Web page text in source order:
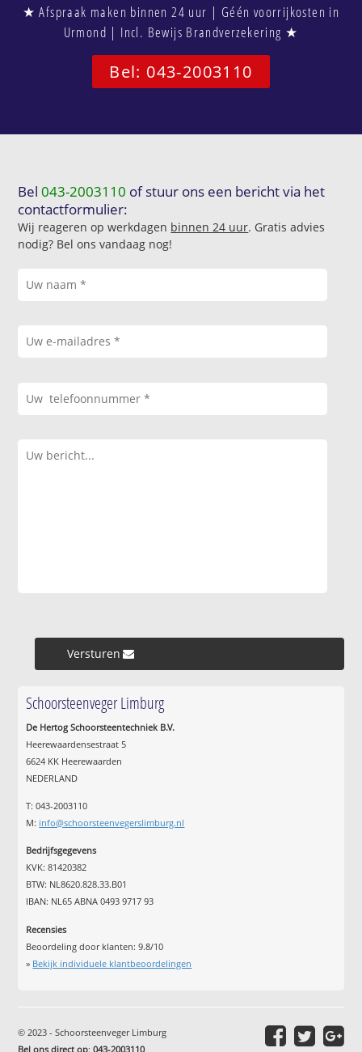
★ Afspraak maken binnen 24 uur | Géén voorrijkosten in
Urmond | Incl. Bewijs Brandverzekering ★
Bel: 043-2003110
Bel043-2003110 of stuur ons een bericht via het
contactformulier:
Wij reageren op werkdagen binnen 24 uur. Gratis advies
nodig? Bel ons vandaag nog!
Versturen »
Schoorsteenveger Limburg
De Hertog Schoorsteentechniek B.V.
Heerewaardensestraat 5
6624 KK Heerewaarden
NEDERLAND
T: 043-2003110
M: info@schoorsteenvegerslimburg.nl
Bedrijfsgegevens
KVK: 81420382
BTW: NL8620.828.33.B01
IBAN: NL65 ABNA 0493 9717 93
Recensies
Beoordeling door klanten:9.8/10
» Bekijk individuele klantbeoordelingen
© 2023 - Schoorsteenveger Limburg
Bel ons direct op:043-2003110